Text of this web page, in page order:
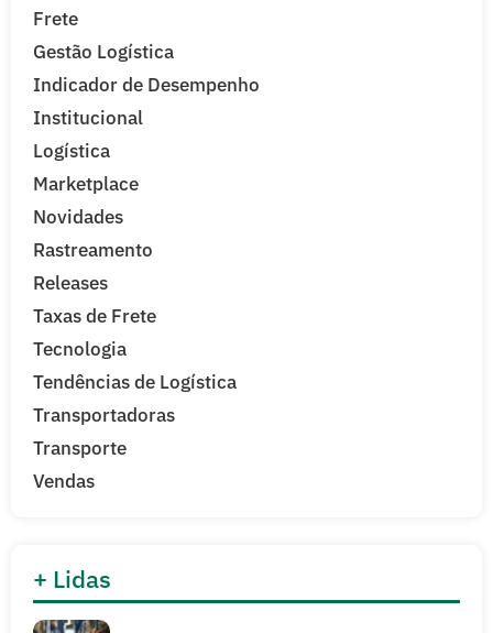
Frete
Gestão Logística
Indicador de Desempenho
Institucional
Logística
Marketplace
Novidades
Rastreamento
Releases
Taxas de Frete
Tecnologia
Tendências de Logística
Transportadoras
Transporte
Vendas
+ Lidas